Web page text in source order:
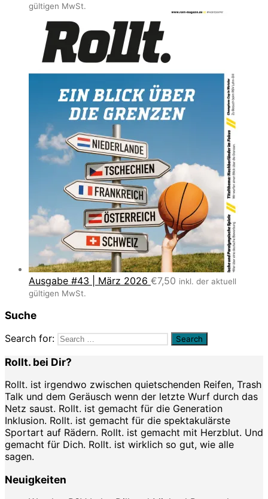
gültigen MwSt.
Ausgabe #43 | März 2026 €7,50 inkl. der aktuell
gültigen MwSt.
Suche
Search for:
Rollt. bei Dir?
Rollt. ist irgendwo zwischen quietschenden Reifen, Trash
Talk und dem Geräusch wenn der letzte Wurf durch das
Netz saust. Rollt. ist gemacht für die Generation
Inklusion. Rollt. ist gemacht für die spektakulärste
Sportart auf Rädern. Rollt. ist gemacht mit Herzblut. Und
gemacht für Dich. Rollt. ist wirklich so gut, wie alle
sagen.
Neuigkeiten